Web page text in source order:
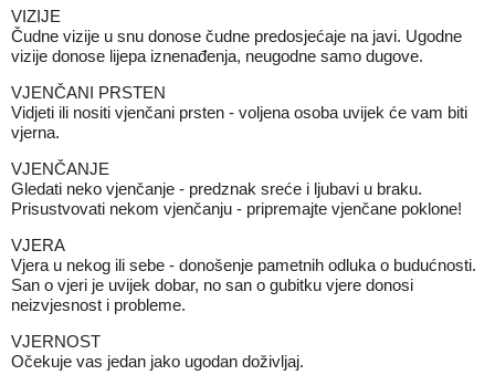
VIZIJE
Čudne vizije u snu donose čudne predosjećaje na javi. Ugodne
vizije donose lijepa iznenađenja, neugodne samo dugove.
VJENČANI PRSTEN
Vidjeti ili nositi vjenčani prsten - voljena osoba uvijek će vam biti
vjerna.
VJENČANJE
Gledati neko vjenčanje - predznak sreće i ljubavi u braku.
Prisustvovati nekom vjenčanju - pripremajte vjenčane poklone!
VJERA
Vjera u nekog ili sebe - donošenje pametnih odluka o budućnosti.
San o vjeri je uvijek dobar, no san o gubitku vjere donosi
neizvjesnost i probleme.
VJERNOST
Očekuje vas jedan jako ugodan doživljaj.